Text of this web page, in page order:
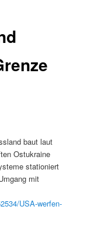
baut laut
Ostukraine
stationiert
mit
USA-werfen-